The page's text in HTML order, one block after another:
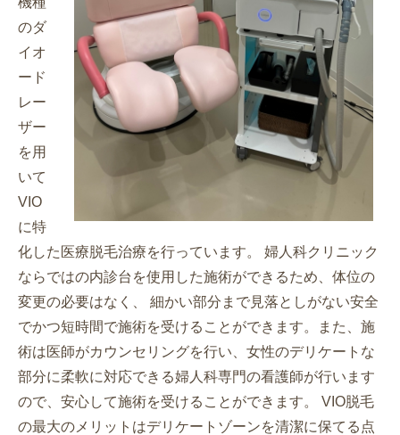
のダ
イオ
ード
レー
ザー
を用
いて
VIO
に特
化した医療脱毛治療を行っています。 婦人科クリニック
ならではの内診台を使用した施術ができるため、体位の
変更の必要はなく、 細かい部分まで見落としがない安全
でかつ短時間で施術を受けることができます。また、施
術は医師がカウンセリングを行い、女性のデリケートな
部分に柔軟に対応できる婦人科専門の看護師が行います
ので、安心して施術を受けることができます。 VIO脱毛
の最大のメリットはデリケートゾーンを清潔に保てる点